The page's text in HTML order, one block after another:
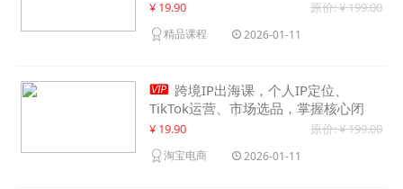
价可达千元
¥ 19.90 原价: ¥ 199.00
精品课程 2026-01-11
 跨境IP出海课，个人IP定位、
TikTok运营、市场选品，掌握核心闭
环，实现月入1万美金+
¥ 19.90 原价: ¥ 199.00
淘宝电商 2026-01-11